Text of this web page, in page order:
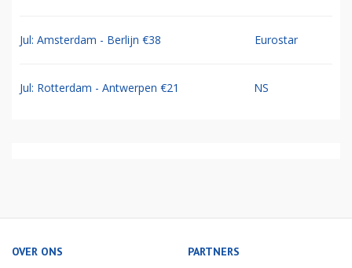
Jul: Amsterdam - Berlijn €38 Eurostar
Jul: Rotterdam - Antwerpen €21 NS
OVER ONS PARTNERS